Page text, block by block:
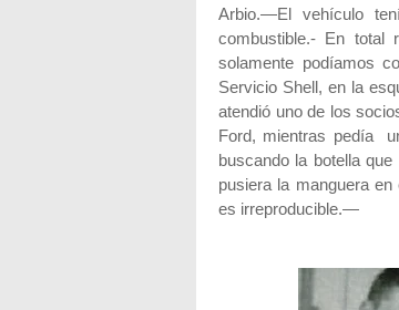
Arbio.—El vehículo
combustible.- En total
solamente podíamos
Servicio Shell, en la
atendió uno de los
Ford, mientras pedía
buscando la botella
pusiera la manguera
es irreproducible.—